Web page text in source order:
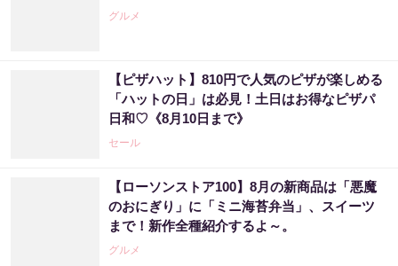
グルメ
【ピザハット】810円で人気のピザが楽しめる
「ハットの日」は必見！土日はお得なピザパ
日和♡《8月10日まで》
セール
【ローソンストア100】8月の新商品は「悪魔
のおにぎり」に「ミニ海苔弁当」、スイーツ
まで！新作全種紹介するよ～。
グルメ